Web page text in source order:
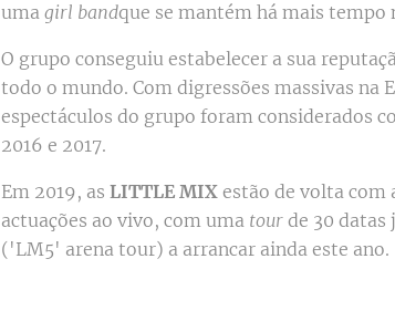
uma girl bandque se mantém há mais tempo
O grupo conseguiu estabelecer a sua
todo o mundo. Com digressões massivas na
espectáculos do grupo foram considerados
2016 e 2017.
Em 2019, as LITTLE MIX estão de volta com
actuações ao vivo, com uma tour de 30 datas
('LM5' arena tour) a arrancar ainda este ano.